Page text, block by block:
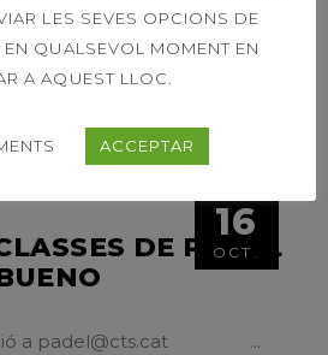
16
OCT.
DE PÀDEL
a padel@cts.cat
LES SEVES OPCIONS DE
EN QUALSEVOL MOMENT EN
A AQUEST LLOC.
ACCEPTAR